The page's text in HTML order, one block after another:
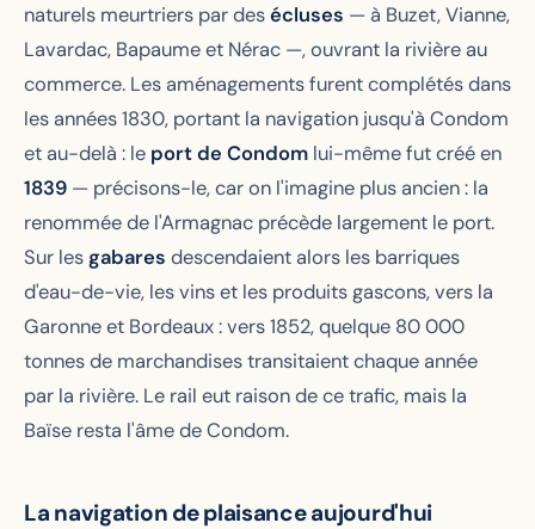
naturels meurtriers par desécluses — à Buzet, Vianne,
Lavardac, Bapaume et Nérac —, ouvrant la rivière au
commerce. Les aménagements furent complétés dans
les années 1830, portant la navigation jusqu'à Condom
et au-delà : le port de Condom lui-même fut créé en
1839 — précisons-le, car on l'imagine plus ancien : la
renommée de l'Armagnac précède largement le port.
Sur lesgabares descendaient alors les barriques
d'eau-de-vie, les vins et les produits gascons, vers la
Garonne et Bordeaux : vers 1852, quelque 80 000
tonnes de marchandises transitaient chaque année
par la rivière. Le rail eut raison de ce trafic, mais la
Baïse resta l'âme de Condom.
La navigation de plaisance aujourd'hui